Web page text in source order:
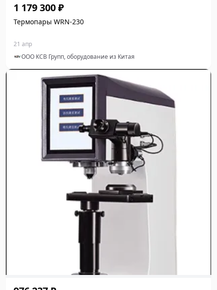
1 179 300 ₽
Термопары WRN‑230
21 апр
ООО КСВ Групп, оборудование из Китая